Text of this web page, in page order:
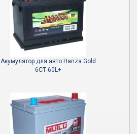
Акумулятор для авто Hanza Gold
6СТ-60L+